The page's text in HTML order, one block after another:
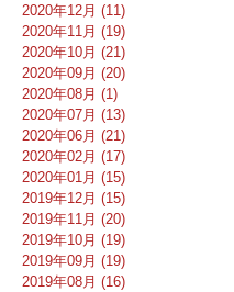
2020年12月 (11)
2020年11月 (19)
2020年10月 (21)
2020年09月 (20)
2020年08月 (1)
2020年07月 (13)
2020年06月 (21)
2020年02月 (17)
2020年01月 (15)
2019年12月 (15)
2019年11月 (20)
2019年10月 (19)
2019年09月 (19)
2019年08月 (16)